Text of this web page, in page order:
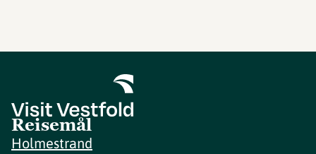
Reisemål
Holmestrand